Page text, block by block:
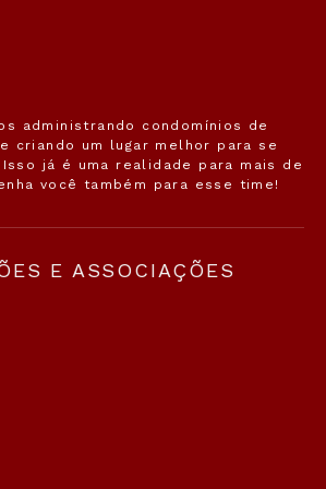
administrando condomínios de
criando um lugar melhor para se
já é uma realidade para mais de
você também para esse time!
E ASSOCIAÇÕES